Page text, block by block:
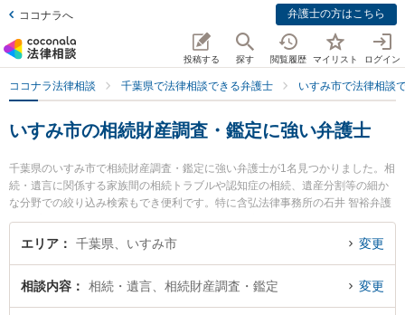
ココナラへ 弁護士の方はこちら
投稿する 探す 閲覧履歴 マイリスト ログイン
ココナラ法律相談 千葉県で法律相談できる弁護士 いすみ市で法律相談
いすみ市の相続財産調査・鑑定に強い弁護士
千葉県のいすみ市で相続財産調査・鑑定に強い弁護士が1名見つかりました。相
続・遺言に関係する家族間の相続トラブルや認知症の相続、遺産分割等の細か
な分野での絞り込み検索もでき便利です。特に含弘法律事務所の石井 智裕弁護
士のプロフィール情報や弁護士費用、強みなどが注目されています。『いすみ
市で土日や夜間に発生した相続財産調査・鑑定のトラブルを今すぐに弁護士に
相談したい』『相続財産調査・鑑定のトラブル解決の実績豊富な近くの弁護士
市内の弁護士に相談予約したい』などでお困りの相談者さんにおすすめです。
エリア 千葉県、いすみ市 変更
相談内容 相続・遺言、相続財産調査・鑑定 変更